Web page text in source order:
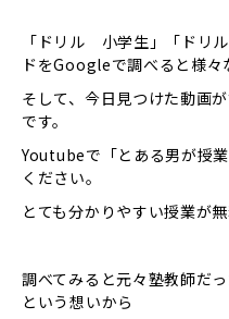
「ドリル 小学生」「ドリ
ドをGoogleで調べると様々
そして、今日見つけた動画
です。
Youtubeで「とある男が授
ください。
とても分かりやすい授業が無
調べてみると元々塾教師だ
という想いから